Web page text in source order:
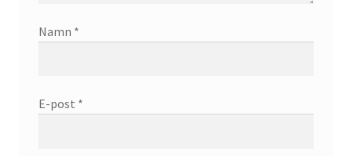
Namn *
E-post *